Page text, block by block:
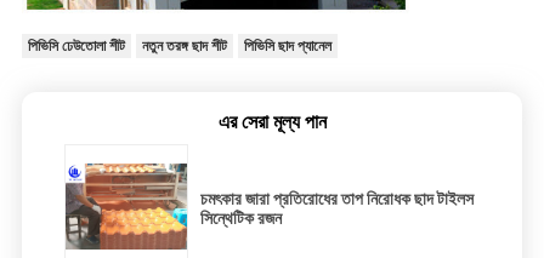
পিভিসি ঢেউতোলা শীট নতুন তরঙ্গ ছাদ শীট পিভিসি ছাদ প্যানেল
এর সেরা মূল্য পান
চমৎকার জারা প্রতিরোধের তাপ নিরোধক ছাদ টাইলস
সিন্থেটিক রজন